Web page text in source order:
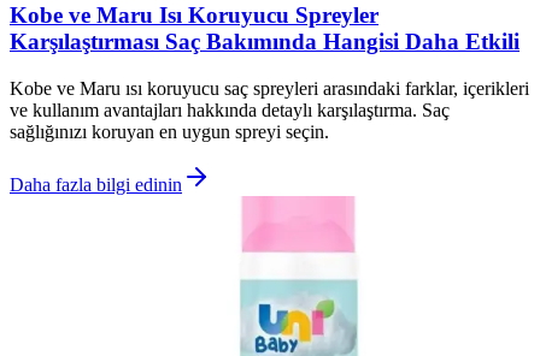
Kobe ve Maru Isı Koruyucu Spreyler
Karşılaştırması Saç Bakımında Hangisi Daha Etkili
Kobe ve Maru ısı koruyucu saç spreyleri arasındaki farklar, içerikleri
ve kullanım avantajları hakkında detaylı karşılaştırma. Saç
sağlığınızı koruyan en uygun spreyi seçin.
Daha fazla bilgi edinin